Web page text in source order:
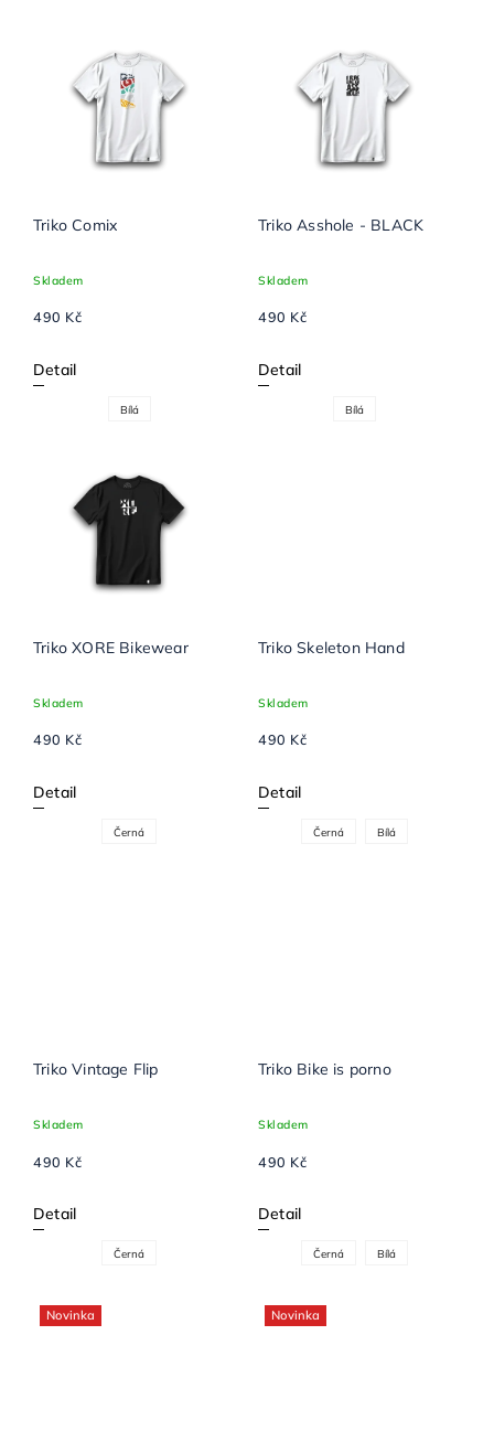
Triko Comix
Skladem
490 Kč
Detail
Bílá
Triko Asshole - BLACK
Skladem
490 Kč
Detail
Bílá
Triko XORE Bikewear
Skladem
490 Kč
Detail
Černá
Triko Skeleton Hand
Skladem
490 Kč
Detail
Černá Bílá
Triko Vintage Flip
Skladem
490 Kč
Detail
Černá
Triko Bike is porno
Skladem
490 Kč
Detail
Černá Bílá
Novinka Novinka